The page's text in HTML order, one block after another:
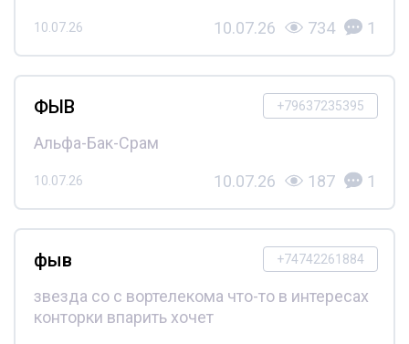
10.07.26 10.07.26 734 1
+79637235395
ФЫВ
Альфа-Бак-Срам
10.07.26 10.07.26 187 1
+74742261884
фыв
звезда со с вортелекома что-то в интересах
конторки впарить хочет